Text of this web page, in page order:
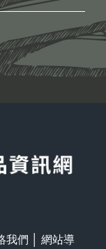
我們
網站導